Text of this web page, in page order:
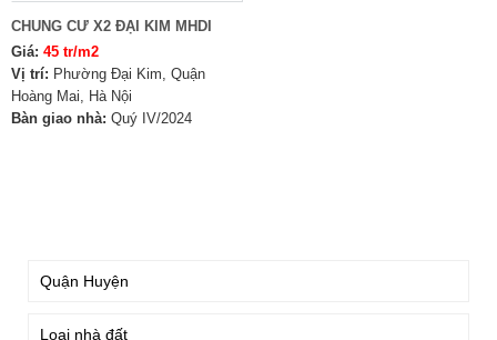
CHUNG CƯ X2 ĐẠI KIM MHDI
Giá: 45 tr/m2
Vị trí: Phường Đại Kim, Quận
Hoàng Mai, Hà Nội
Bàn giao nhà: Quý IV/2024